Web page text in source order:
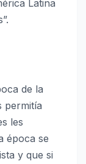
Latina
de la
permitía
les
época se
y que si